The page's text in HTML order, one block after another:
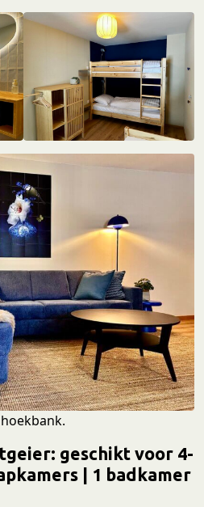
: geschikt voor 4-
| 1 badkamer